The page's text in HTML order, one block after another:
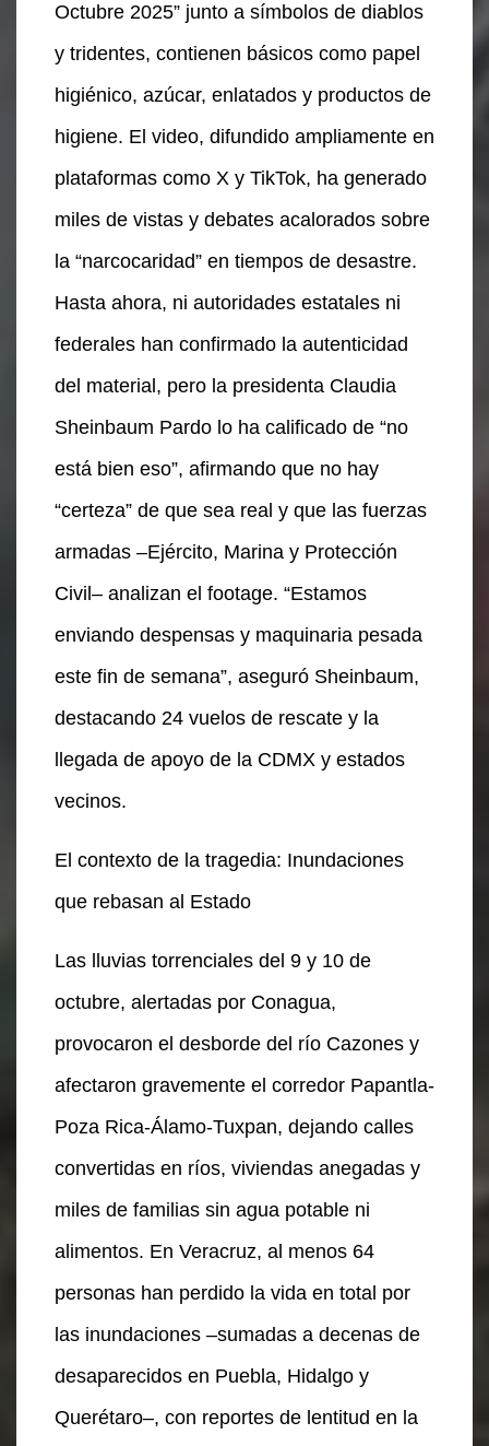
Octubre 2025” junto a símbolos de diablos
y tridentes, contienen básicos como papel
higiénico, azúcar, enlatados y productos de
higiene. El video, difundido ampliamente en
plataformas como X y TikTok, ha generado
miles de vistas y debates acalorados sobre
la “narcocaridad” en tiempos de desastre.
Hasta ahora, ni autoridades estatales ni
federales han confirmado la autenticidad
del material, pero la presidenta Claudia
Sheinbaum Pardo lo ha calificado de “no
está bien eso”, afirmando que no hay
“certeza” de que sea real y que las fuerzas
armadas –Ejército, Marina y Protección
Civil– analizan el footage. “Estamos
enviando despensas y maquinaria pesada
este fin de semana”, aseguró Sheinbaum,
destacando 24 vuelos de rescate y la
llegada de apoyo de la CDMX y estados
vecinos.
El contexto de la tragedia: Inundaciones
que rebasan al Estado
Las lluvias torrenciales del 9 y 10 de
octubre, alertadas por Conagua,
provocaron el desborde del río Cazones y
afectaron gravemente el corredor Papantla-
Poza Rica-Álamo-Tuxpan, dejando calles
convertidas en ríos, viviendas anegadas y
miles de familias sin agua potable ni
alimentos. En Veracruz, al menos 64
personas han perdido la vida en total por
las inundaciones –sumadas a decenas de
desaparecidos en Puebla, Hidalgo y
Querétaro–, con reportes de lentitud en la